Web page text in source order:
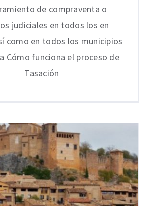
de compraventa o
judiciales en todos los en
como en todos los municipios
Cómo funciona el proceso de
Tasación